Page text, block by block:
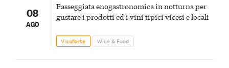
08
AGO
Passeggiata enogastronomica in notturna per
gustare i prodotti ed i vini tipici vicesi e locali
Vicoforte Wine & Food